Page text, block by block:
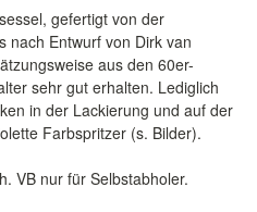
gefertigt von der
nach Entwurf von Dirk van
aus den 60er-
sehr gut erhalten. Lediglich
in der Lackierung und auf der
Farbspritzer (s. Bilder).
VB nur für Selbstabholer.